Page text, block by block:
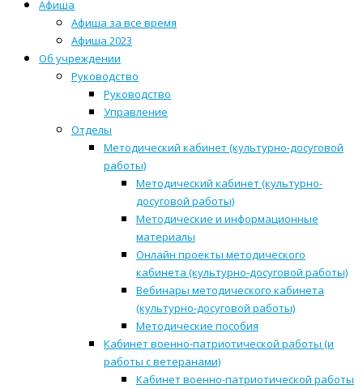
Афиша
Афиша за все время
Афиша 2023
Об учреждении
Руководство
Руководство
Управление
Отделы
Методический кабинет (культурно-досуговой
работы)
Методический кабинет (культурно-
досуговой работы)
Методические и информационные
материалы
Онлайн проекты методического
кабинета (культурно-досуговой работы)
Вебинары методического кабинета
(культурно-досуговой работы)
Методические пособия
Кабинет военно-патриотической работы (и
работы с ветеранами)
Кабинет военно-патриотической работы